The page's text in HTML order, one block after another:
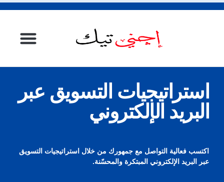
استراتيجيات التسويق عبر
البريد الإلكتروني
اكتسب فعالية التواصل مع جمهورك من خلال استراتيجيات التسويق
عبر البريد الإلكتروني المبتكرة والمحسّنة.